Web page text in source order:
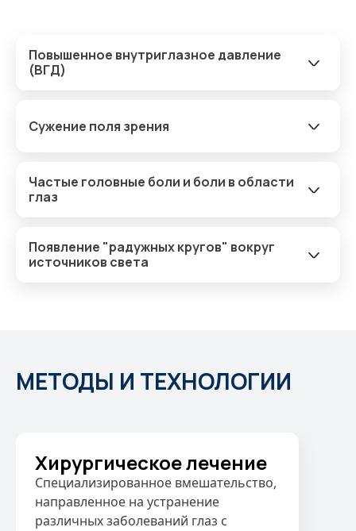
Повышенное внутриглазное давление
(ВГД)
Сужение поля зрения
Частые головные боли и боли в области
глаз
Появление "радужных кругов" вокруг
источников света
МЕТОДЫ И ТЕХНОЛОГИИ
Хирургическое лечение
Специализированное вмешательство,
направленное на устранение
различных заболеваний глаз с